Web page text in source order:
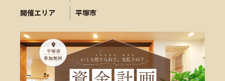
イベント情報
お知らせ
コラム
開催エリア
平塚市